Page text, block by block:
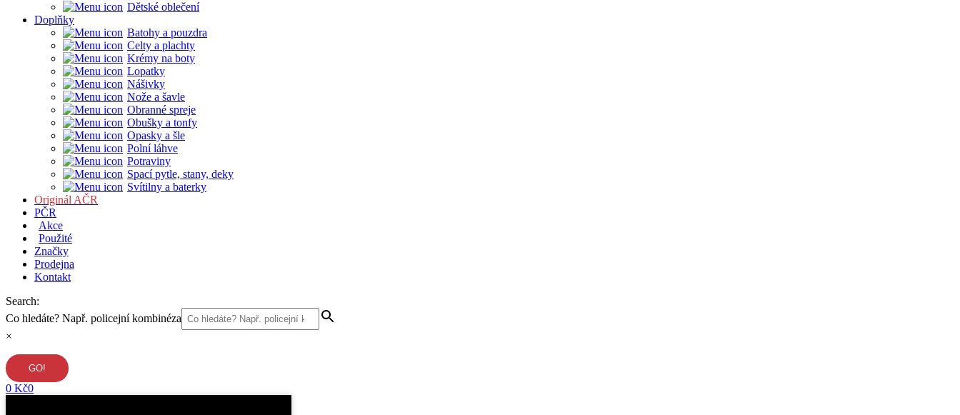
Dětské oblečení
Doplňky
Batohy a pouzdra
Celty a plachty
Krémy na boty
Lopatky
Nášivky
Nože a šavle
Obranné spreje
Obušky a tonfy
Opasky a šle
Polní láhve
Potraviny
Spací pytle, stany, deky
Svítilny a baterky
Originál AČR
PČR
Akce
Použité
Značky
Prodejna
Kontakt
Search:
Co hledáte? Např. policejní kombinéza
×
0 Kč0